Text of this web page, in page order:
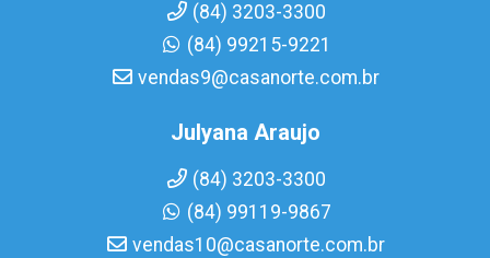
(84) 3203-3300
(84) 99215-9221
vendas9@casanorte.com.br
Julyana Araujo
(84) 3203-3300
(84) 99119-9867
vendas10@casanorte.com.br